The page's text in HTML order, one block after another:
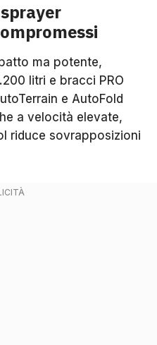
sprayer
ma potente,
litri e bracci PRO
e AutoFold
a velocità elevate,
riduce sovrapposizioni